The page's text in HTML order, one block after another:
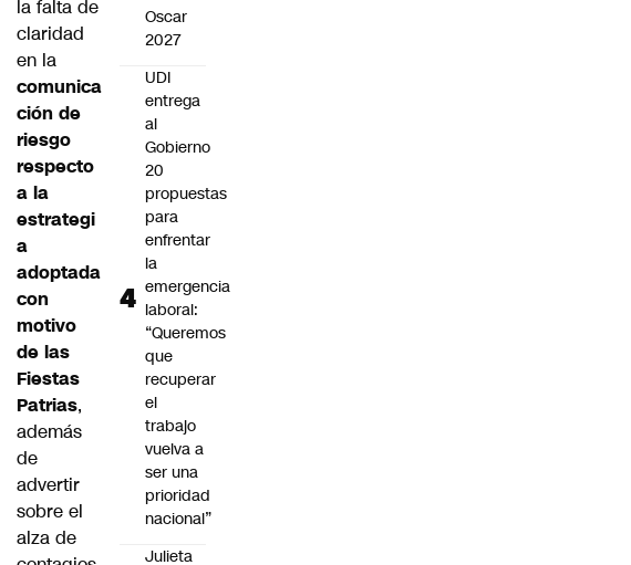
la falta de
claridad
en la
comunica
ción de
riesgo
respecto
a la
estrategi
a
adoptada
con
motivo
de las
Fiestas
Patrias,
además
de
advertir
sobre el
alza de
Oscar
2027
UDI
entrega
al
Gobierno
20
propuestas
para
enfrentar
la
emergencia
laboral:
“Queremos
que
recuperar
el
trabajo
vuelva a
ser una
prioridad
nacional”
Julieta